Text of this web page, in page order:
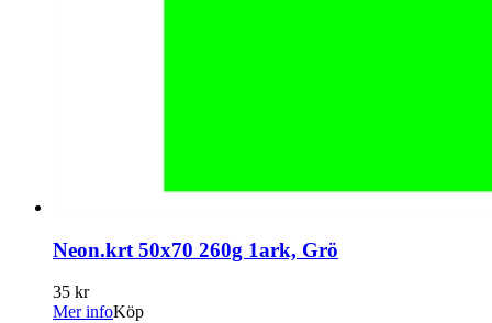
Neon.krt 50x70 260g 1ark, Grö
35 kr
Mer infoKöp